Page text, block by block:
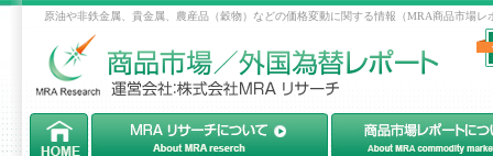
原油や非鉄金属、貴金属、農産品（穀物）などの価格変動に関する情報（MRA商品市場